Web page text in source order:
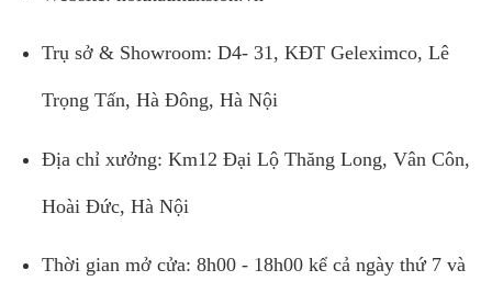
Trụ sở & Showroom: D4- 31, KĐT Geleximco, Lê
Trọng Tấn, Hà Đông, Hà Nội
Địa chỉ xưởng: Km12 Đại Lộ Thăng Long, Vân Côn,
Hoài Đức, Hà Nội
Thời gian mở cửa: 8h00 - 18h00 kể cả ngày thứ 7 và